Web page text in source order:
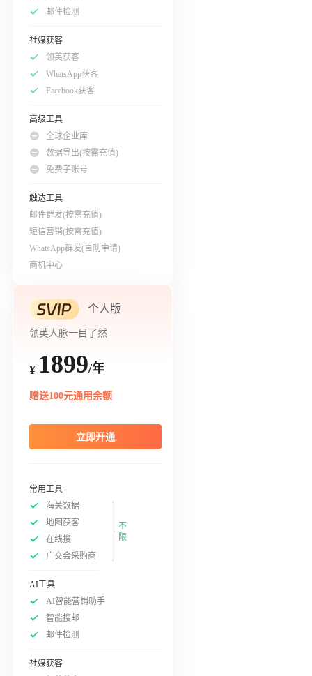
邮件检测
社媒获客
领英获客
WhatsApp获客
Facebook获客
高级工具
全球企业库
数据导出(按需充值)
免费子账号
触达工具
邮件群发(按需充值)
短信营销(按需充值)
WhatsApp群发(自助申请)
商机中心
个人版
领英人脉一目了然
¥ 1899/年
赠送100元通用余额
立即开通
常用工具
海关数据
地图获客
在线搜
广交会采购商
不
限
AI工具
AI智能营销助手
智能搜邮
邮件检测
社媒获客